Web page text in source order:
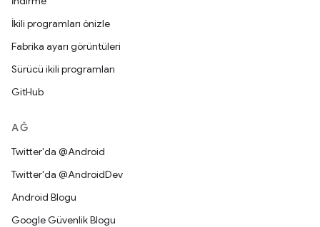
İkili programları önizle
Fabrika ayarı görüntüleri
Sürücü ikili programları
GitHub
AĞ
Twitter'da @Android
Twitter'da @AndroidDev
Android Blogu
Google Güvenlik Blogu